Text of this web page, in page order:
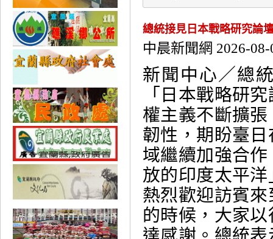
總統接見日本戰略研究論
中晨新聞網 2026-08-
新聞中心／總
「日本戰略研
權主義不斷擴
韌性，期盼臺
域繼續加強合
放的印度太平
熱烈歡迎訪賓
的時候，大家